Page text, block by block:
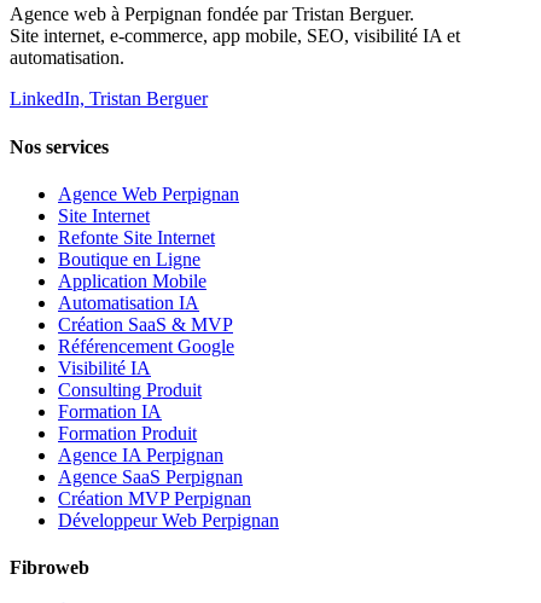
Agence web à Perpignan fondée par Tristan Berguer.
Site internet, e-commerce, app mobile, SEO, visibilité IA et
automatisation.
LinkedIn, Tristan Berguer
Nos services
Agence Web Perpignan
Site Internet
Refonte Site Internet
Boutique en Ligne
Application Mobile
Automatisation IA
Création SaaS & MVP
Référencement Google
Visibilité IA
Consulting Produit
Formation IA
Formation Produit
Agence IA Perpignan
Agence SaaS Perpignan
Création MVP Perpignan
Développeur Web Perpignan
Fibroweb